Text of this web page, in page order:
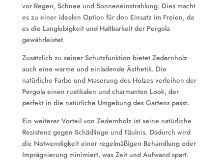
vor Regen, Schnee und Sonneneinstrahlung. Dies macht
es zu einer idealen Option für den Einsatz im Freien, da
es die Langlebigkeit und Haltbarkeit der Pergola
gewährleistet.
Zusätzlich zu seiner Schutzfunktion bietet Zedernholz
auch eine warme und einladende Ästhetik. Die
natürliche Farbe und Maserung des Holzes verleihen der
Pergola einen rustikalen und charmanten Look, der
perfekt in die natürliche Umgebung des Gartens passt.
Ein weiterer Vorteil von Zedernholz ist seine natürliche
Resistenz gegen Schädlinge und Fäulnis. Dadurch wird
die Notwendigkeit einer regelmäßigen Behandlung oder
Imprägnierung minimiert, was Zeit und Aufwand spart.